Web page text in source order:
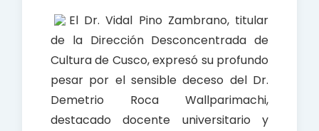
El Dr. Vidal Pino Zambrano, titular
de la Dirección Desconcentrada de
Cultura de Cusco, expresó su profundo
pesar por el sensible deceso del Dr.
Demetrio Roca Wallparimachi,
destacado docente universitario y